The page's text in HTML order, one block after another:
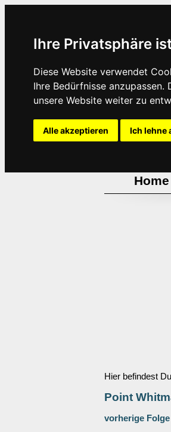
Ihre Privatsphäre
Diese Website verwendet
Ihre Bedürfnisse
unsere Website weiter zu
Alle akzeptieren Ich lehne
Home
Hier befindest
Point
vorherige Folge